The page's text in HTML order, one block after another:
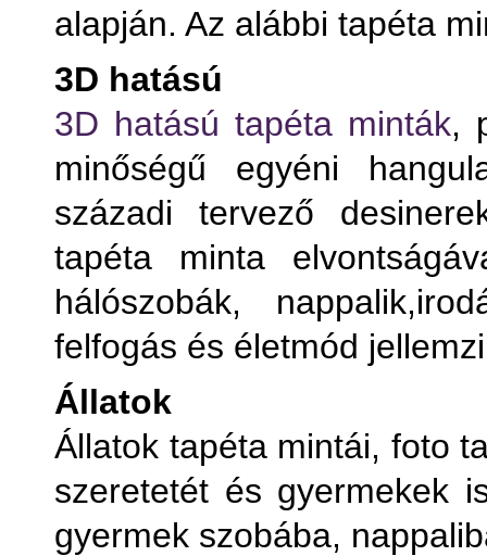
alapján. Az alábbi tapéta
3D hatású
3D hatású tapéta minták,
minőségű egyéni
századi tervező
tapéta minta
hálószobák,
felfogás és életmód
Állatok
Állatok tapéta mintái, foto
szeretetét és gyermekek
gyermek szobába,